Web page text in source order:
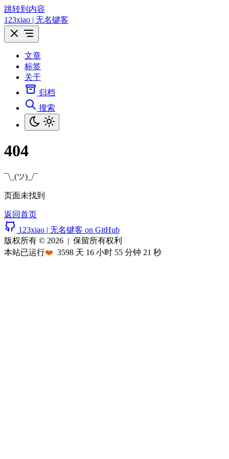
跳转到内容
123xiao | 无名键客
文章
标签
关于
归档
搜索
404
¯\_(ツ)_/¯
页面未找到
返回首页
123xiao | 无名键客 on GitHub
版权所有 © 2026 | 保留所有权利
本站已运行❤️ 3598 天 16 小时 55 分钟 21 秒